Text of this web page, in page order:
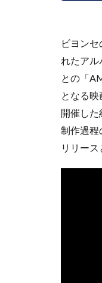
ビヨン
れたアル
との「
となる映
開催した
制作過程
リリース